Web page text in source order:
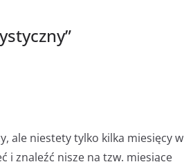
”
ale niestety tylko kilka miesięcy w
i znaleźć nisze na tzw. miesiące